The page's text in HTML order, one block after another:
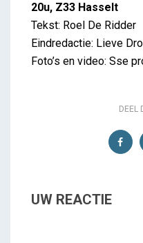
20u, Z33 Hasselt
Tekst: Roel De Ridder
Eindredactie: Lieve
Foto’s en video: Sse
DEEL
UW REACTIE